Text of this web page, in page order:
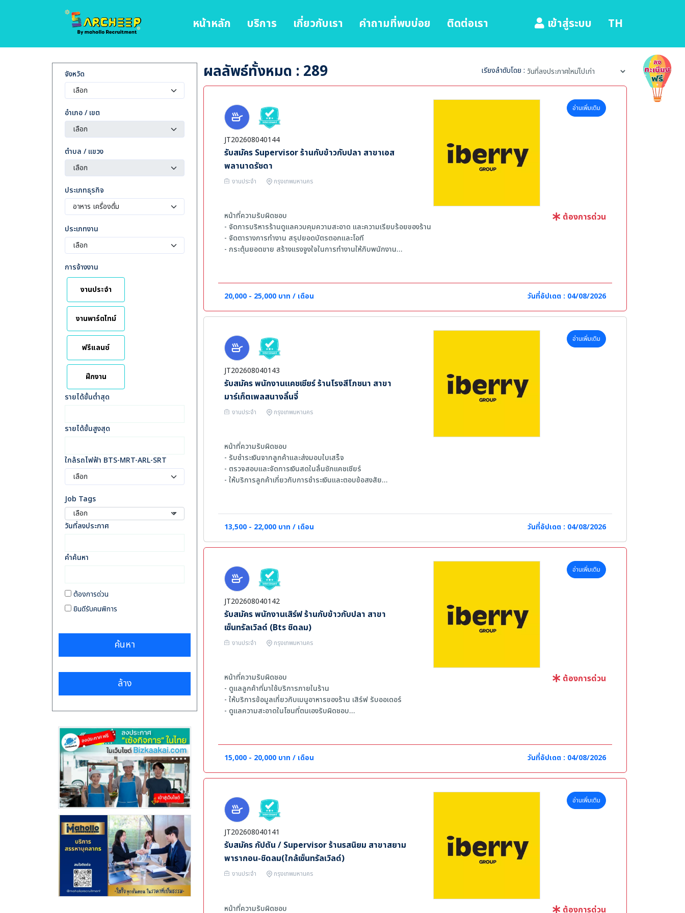
หน้าหลัก บริการ เกี่ยวกับเรา คำถามที่พบบ่อย ติดต่อเรา เข้าสู่ระบบ TH
จังหวัด
อำเภอ / เขต
ตำบล / แขวง
ประเภทธุรกิจ
ประเภทงาน
การจ้างงาน
งานประจำ
งานพาร์ตไทม์
ฟรีแลนซ์
ฝึกงาน
รายได้ขั้นต่ำสุด
รายได้ขั้นสูงสุด
ใกล้รถไฟฟ้า BTS-MRT-ARL-SRT
Job Tags
เลือก
วันที่ลงประกาศ
คำค้นหา
ต้องการด่วน
ยินดีรับคนพิการ
ค้นหา
ล้าง
ผลลัพธ์ทั้งหมด : 289 เรียงลำดับโดย :
JT202608040144
รับสมัคร Supervisor ร้านกับข้าวกับปลา สาขาเอส
พลานาดรัชดา
งานประจำ กรุงเทพมหานคร
อ่านเพิ่มเติม
หน้าที่ความรับผิดชอบ
- จัดการบริหารร้านดูแลควบคุมความสะอาด และความเรียบร้อยของร้าน
- จัดตารางการทำงาน สรุปยอดบัตรตอกและโอที
- กระตุ้นยอดขาย สร้างแรงจูงใจในการทำงานให้กับพนักงาน
คุณสมบัติ
- มีประสบการณ์ทำงาน 1-3 ปีขึ้นไป
- บุคลิกภาพดี ยิ้มเเย้มเเจ่มใส มีใจรักการบริการ มีไหวพริบ
- สามารถทำงานเป็นกะได้
ต้องการด่วน
20,000 - 25,000 บาท / เดือน วันที่อัปเดต : 04/08/2026
JT202608040143
รับสมัคร พนักงานแคชเชียร์ ร้านโรงสีโภชนา สาขา
มาร์เก็ตเพลสนางลิ้นจี่
งานประจำ กรุงเทพมหานคร
อ่านเพิ่มเติม
หน้าที่ความรับผิดชอบ
- รับชำระเงินจากลูกค้าและส่งมอบใบเสร็จ
- ตรวจสอบและจัดการเงินสดในลิ้นชักแคชเชียร์
- ให้บริการลูกค้าเกี่ยวกับการชำระเงินและตอบข้อสงสัย
คุณสมบัติ
- เคยใช้ระบบ POS
- ไม่มีรอยสักนอกร่มผ้า /ระเบิดหู /เจาะหูรูใหญ่
- สามารถทำงานภายใต้แรงกดดันและแก้ปัญหาเฉพาะหน้าได้ดี
13,500 - 22,000 บาท / เดือน วันที่อัปเดต : 04/08/2026
JT202608040142
รับสมัคร พนักงานเสิร์ฟ ร้านกับข้าวกับปลา สาขา
เซ็นทรัลเวิลด์ (Bts ชิดลม)
งานประจำ กรุงเทพมหานคร
อ่านเพิ่มเติม
หน้าที่ความรับผิดชอบ
- ดูแลลูกค้าที่มาใช้บริการภายในร้าน
- ให้บริการข้อมูลเกี่ยวกับเมนูอาหารของร้าน เสิร์ฟ รับออเดอร์
- ดูแลความสะอาดในโซนที่ตนเองรับผิดชอบ
คุณสมบัติ
- รับทุกเพศ, อายุ 20-37 ปี
- สามารถเริ่มงานได้ทันทีจะพิจารณาเป็นพิเศษ
ต้องการด่วน
15,000 - 20,000 บาท / เดือน วันที่อัปเดต : 04/08/2026
JT202608040141
รับสมัคร กัปตัน / Supervisor ร้านรสนิยม สาขาสยาม
พารากอน-ชิดลม(ใกล้เซ็นทรัลเวิลด์)
งานประจำ กรุงเทพมหานคร
อ่านเพิ่มเติม
หน้าที่ความรับผิดชอบ
ต้องการด่วน